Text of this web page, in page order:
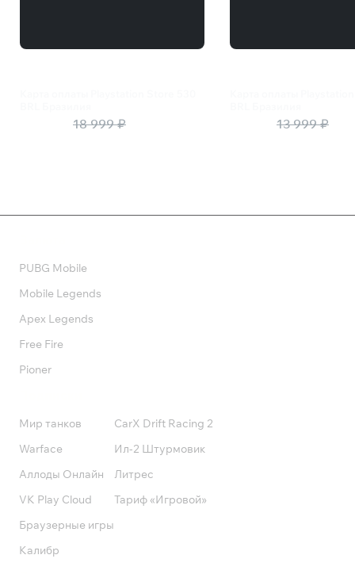
18 999 ₽ 13 999 ₽
PUBG Mobile
Mobile Legends
Apex Legends
Free Fire
Pioner
Мир танков
Warface
Аллоды Онлайн
VK Play Cloud
Браузерные игры
Калибр
CarX Drift Racing 2
Ил-2 Штурмовик
Литрес
Тариф «Игровой»